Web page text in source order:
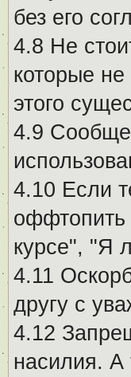
без его
4.8 Не
которые
этого
4.9
4.10 Если
оффтопить
курсе", "Я
4.11
другу с
4.12
насилия. А